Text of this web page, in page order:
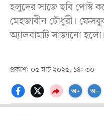
হলুদের সাজে ছবি পোস্ট
মেহজাবীন চৌধুরী।
অ্যালবামটি সাজানো হলো।
প্রকাশ: ০৫ মার্চ ২০২৫, ১৪: ৩০